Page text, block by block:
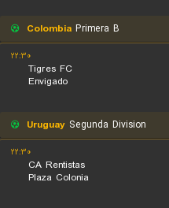
Colombia Primera B
۲۲:۳۰
Tigres FC
Envigado
Uruguay Segunda Division
۲۲:۳۰
CA Rentistas
Plaza Colonia